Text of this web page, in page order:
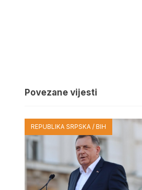
Povezane vijesti
REPUBLIKA SRPSKA / BIH